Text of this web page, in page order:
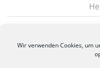
Wir verwenden Cookies, um